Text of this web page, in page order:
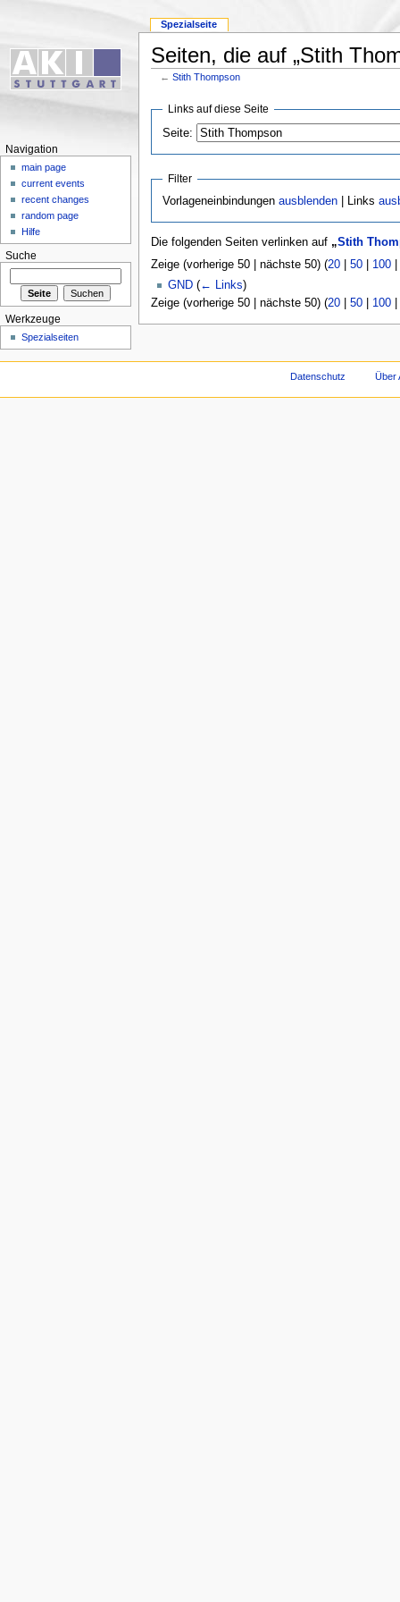
Seiten, die auf „Stith
←Stith Thompson
Links auf diese Seite
Seite:
Filter
Vorlageneinbindungenausblenden | Links
Die folgenden Seiten verlinken auf „Stith
Zeige (vorherige 50 | nächste 50) (20| 50| 100|
GND (← Links)
Zeige (vorherige 50 | nächste 50) (20| 50| 100|
Spezialseite
Navigation
main page
current events
recent changes
random page
Hilfe
Suche
Werkzeuge
Spezialseiten
Datenschutz Über